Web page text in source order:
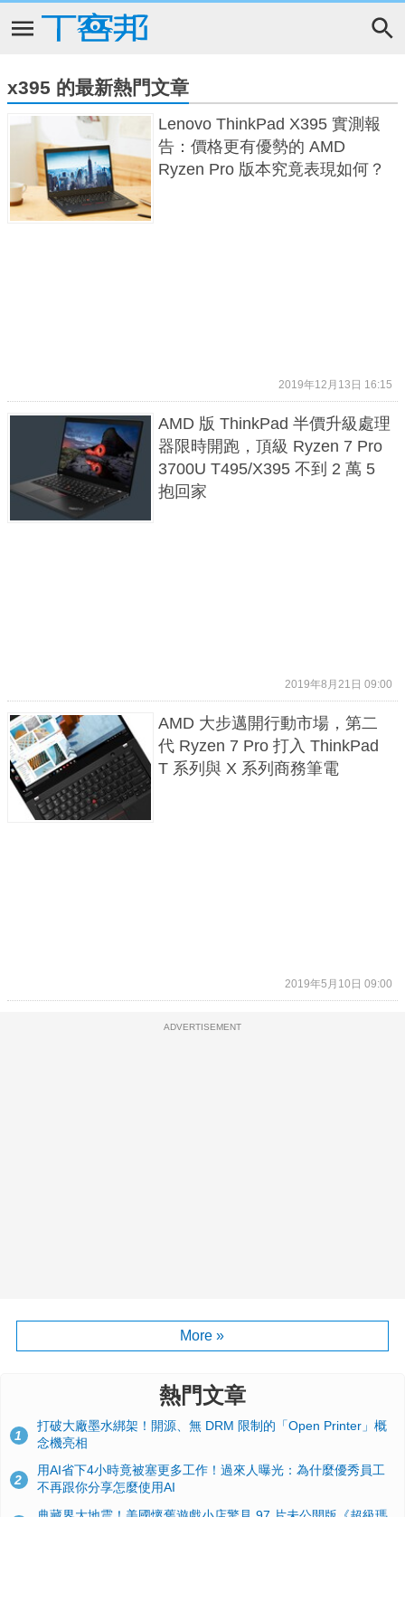
x395 的最新熱門文章
Lenovo ThinkPad X395 實測報
告：價格更有優勢的 AMD
Ryzen Pro 版本究竟表現如何？
2019年12月13日 16:15
AMD 版 ThinkPad 半價升級處理
器限時開跑，頂級 Ryzen 7 Pro
3700U T495/X395 不到 2 萬 5
抱回家
2019年8月21日 09:00
AMD 大步邁開行動市場，第二
代 Ryzen 7 Pro 打入 ThinkPad
T 系列與 X 系列商務筆電
2019年5月10日 09:00
ADVERTISEMENT
More »
熱門文章
1
打破大廠墨水綁架！開源、無 DRM 限制的「Open Printer」概
念機亮相
2
用AI省下4小時竟被塞更多工作！過來人曝光：為什麼優秀員工
不再跟你分享怎麼使用AI
典藏界大地震！美國懷舊遊戲小店驚見 97 片未公開版《超級瑪